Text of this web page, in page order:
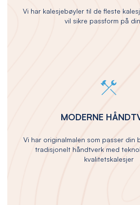
Vi har kalesjebøyler til de fleste
vil sikre passform på
MODERNE
Vi har originalmalen som passer din
tradisjonelt håndtverk med
kvalitetskalesjer